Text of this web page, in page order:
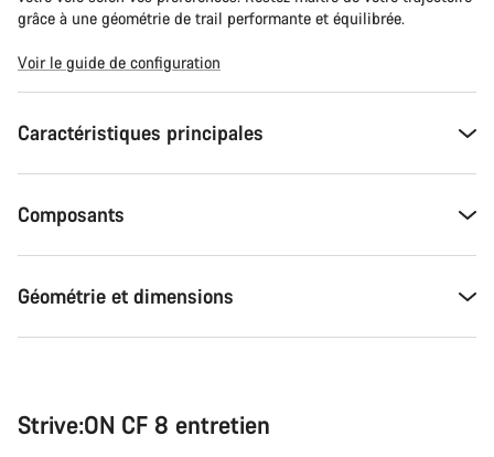
grâce à une géométrie de trail performante et équilibrée.
Voir le guide de configuration
Caractéristiques principales
Composants
Géométrie et dimensions
Strive:ON CF 8 entretien
Démarrer le Chat